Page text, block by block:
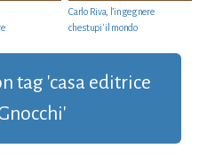
Carlo Riva, l’ingegnere
che stupi' il mondo
tag 'casa editrice